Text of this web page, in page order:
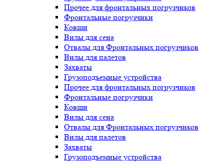
Прочее для фронтальных погрузчиков
Фронтальные погрузчики
Ковши
Вилы для сена
Отвалы для Фронтальных погрузчиков
Вилы для палетов
Захваты
Грузоподъемные устройства
Прочее для фронтальных погрузчиков
Фронтальные погрузчики
Ковши
Вилы для сена
Отвалы для Фронтальных погрузчиков
Вилы для палетов
Захваты
Грузоподъемные устройства